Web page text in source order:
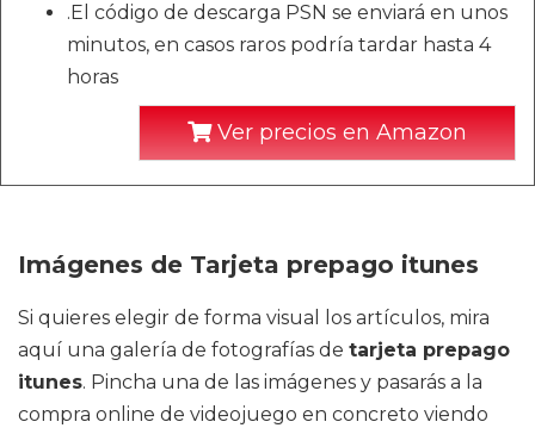
.El código de descarga PSN se enviará en unos
minutos, en casos raros podría tardar hasta 4
horas
Ver precios en Amazon
Imágenes de Tarjeta prepago itunes
Si quieres elegir de forma visual los artículos, mira
aquí una galería de fotografías de tarjeta prepago
itunes. Pincha una de las imágenes y pasarás a la
compra online de videojuego en concreto viendo